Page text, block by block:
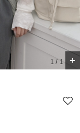
1 / 1 +